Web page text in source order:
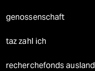
genossenschaft
taz zahl ich
recherchefonds ausland